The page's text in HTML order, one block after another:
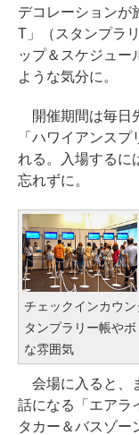
デコレーションが
T」（スタンプラ
ップ＆スケジュー
ような気分に。
開催期間は毎日
「ハワイアンス
れる。入場するに
忘れずに。
チェックインカウ
タンプラリー帳や
な雰囲気
会場に入ると、
話になる「エアラ
タカー＆バスゾー